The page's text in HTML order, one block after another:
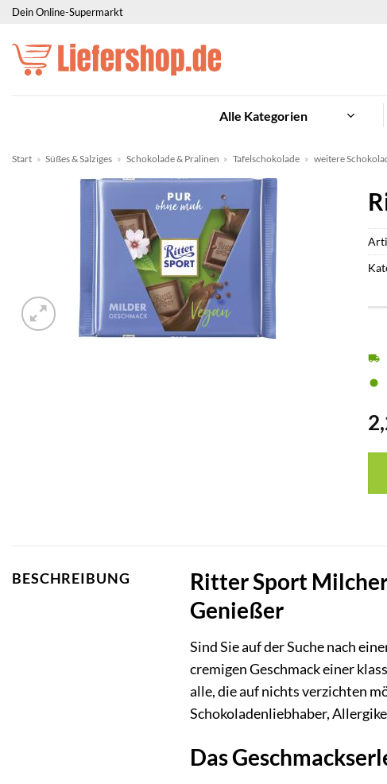
Zum
springen
Dein Online-Supermarkt
Alle Kategorien
Start » Süßes & Salziges » Schokolade & Pralinen » Tafelschokolade » weitere
BESCHREIBUNG
Ritter Sport
Genießer
Sind Sie auf der Suche nach
cremigen Geschmack einer
alle, die auf nichts verzichten
Schokoladenliebhaber,
Das